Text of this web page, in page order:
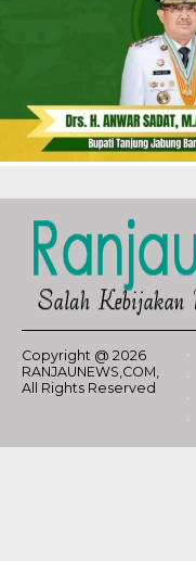
Copyright @ 2026
RANJAUNEWS,COM,
All Rights Reserved